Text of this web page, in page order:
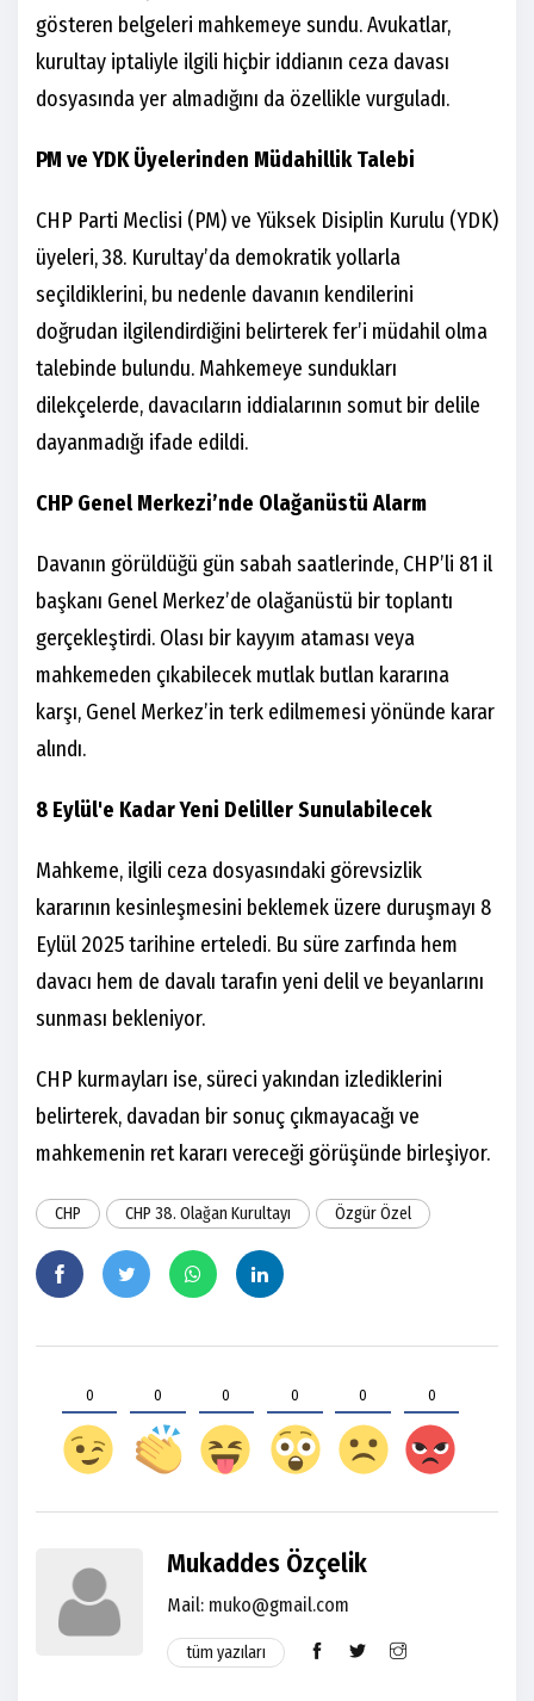
gösteren belgeleri mahkemeye sundu. Avukatlar,
kurultay iptaliyle ilgili hiçbir iddianın ceza davası
dosyasında yer almadığını da özellikle vurguladı.
PM ve YDK Üyelerinden Müdahillik Talebi
CHP Parti Meclisi (PM) ve Yüksek Disiplin Kurulu (YDK)
üyeleri, 38. Kurultay’da demokratik yollarla
seçildiklerini, bu nedenle davanın kendilerini
doğrudan ilgilendirdiğini belirterek fer’i müdahil olma
talebinde bulundu. Mahkemeye sundukları
dilekçelerde, davacıların iddialarının somut bir delile
dayanmadığı ifade edildi.
CHP Genel Merkezi’nde Olağanüstü Alarm
Davanın görüldüğü gün sabah saatlerinde, CHP’li 81 il
başkanı Genel Merkez’de olağanüstü bir toplantı
gerçekleştirdi. Olası bir kayyım ataması veya
mahkemeden çıkabilecek mutlak butlan kararına
karşı, Genel Merkez’in terk edilmemesi yönünde karar
alındı.
8 Eylül'e Kadar Yeni Deliller Sunulabilecek
Mahkeme, ilgili ceza dosyasındaki görevsizlik
kararının kesinleşmesini beklemek üzere duruşmayı 8
Eylül 2025 tarihine erteledi. Bu süre zarfında hem
davacı hem de davalı tarafın yeni delil ve beyanlarını
sunması bekleniyor.
CHP kurmayları ise, süreci yakından izlediklerini
belirterek, davadan bir sonuç çıkmayacağı ve
mahkemenin ret kararı vereceği görüşünde birleşiyor.
CHP CHP 38. Olağan Kurultayı Özgür Özel
0 0 0 0 0 0
Mukaddes Özçelik
Mail: muko@gmail.com
tüm yazıları